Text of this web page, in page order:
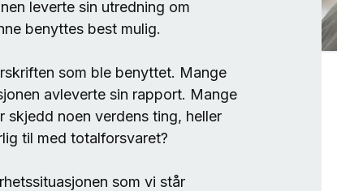
leverte sin utredning om
benyttes best mulig.
som ble benyttet. Mange
avleverte sin rapport. Mange
noen verdens ting, heller
til med totalforsvaret?
som vi står